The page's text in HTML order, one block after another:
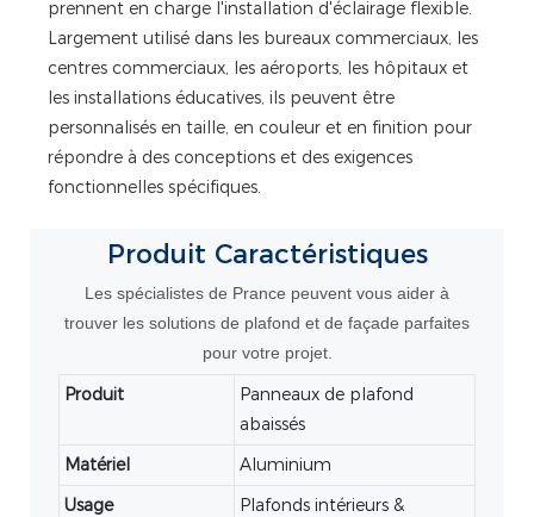
prennent en charge l'installation d'éclairage flexible.
Largement utilisé dans les bureaux commerciaux, les
centres commerciaux, les aéroports, les hôpitaux et
les installations éducatives, ils peuvent être
personnalisés en taille, en couleur et en finition pour
répondre à des conceptions et des exigences
fonctionnelles spécifiques.
Produit Caractéristiques
Les spécialistes de Prance peuvent vous aider à
trouver les solutions de plafond et de façade parfaites
pour votre projet.
Produit
Panneaux de plafond
abaissés
Matériel
Aluminium
Usage
Plafonds intérieurs &